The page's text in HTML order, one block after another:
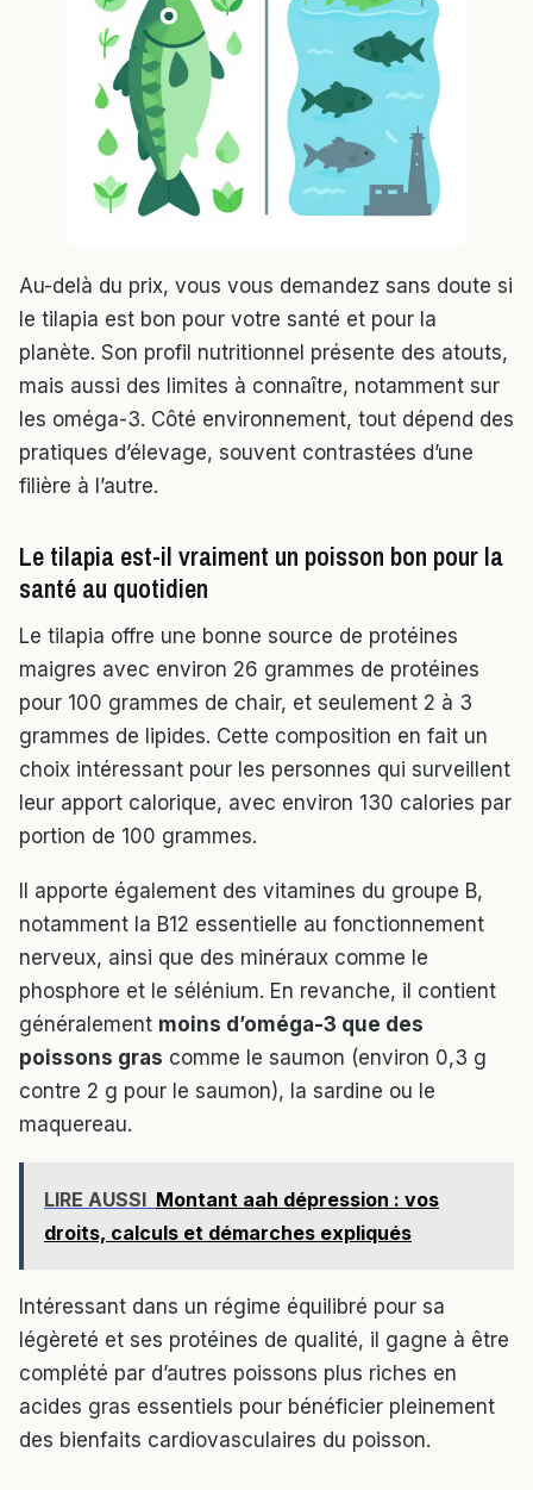
Au-delà du prix, vous vous demandez sans doute si
le tilapia est bon pour votre santé et pour la
planète. Son profil nutritionnel présente des atouts,
mais aussi des limites à connaître, notamment sur
les oméga-3. Côté environnement, tout dépend des
pratiques d’élevage, souvent contrastées d’une
filière à l’autre.
Le tilapia est-il vraiment un poisson bon pour la
santé au quotidien
Le tilapia offre une bonne source de protéines
maigres avec environ 26 grammes de protéines
pour 100 grammes de chair, et seulement 2 à 3
grammes de lipides. Cette composition en fait un
choix intéressant pour les personnes qui surveillent
leur apport calorique, avec environ 130 calories par
portion de 100 grammes.
Il apporte également des vitamines du groupe B,
notamment la B12 essentielle au fonctionnement
nerveux, ainsi que des minéraux comme le
phosphore et le sélénium. En revanche, il contient
généralement moins d’oméga-3 que des
poissons gras comme le saumon (environ 0,3 g
contre 2 g pour le saumon), la sardine ou le
maquereau.
LIRE AUSSI Montant aah dépression : vos
droits, calculs et démarches expliqués
Intéressant dans un régime équilibré pour sa
légèreté et ses protéines de qualité, il gagne à être
complété par d’autres poissons plus riches en
acides gras essentiels pour bénéficier pleinement
des bienfaits cardiovasculaires du poisson.